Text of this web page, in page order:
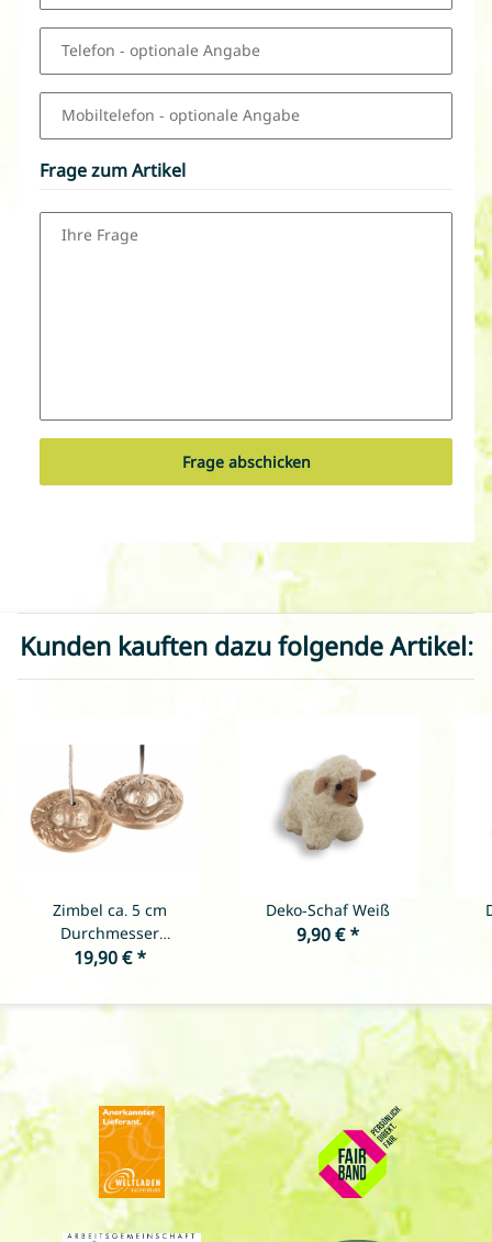
Telefon - optionale Angabe
Mobiltelefon - optionale Angabe
Frage zum Artikel
Ihre Frage
Frage abschicken
Kunden kauften dazu folgende Artikel:
Zimbel ca. 5 cm
Durchmesser
verschiedene Muster
19,90 €*
Deko-Schaf Weiß
9,90 €*